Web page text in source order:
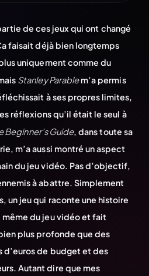
de ces jeux qui ont changé
faisait déjà bien longtemps
uniquement comme du
Stanley Parablem’a permis
à ses propres limites,
réflexions qu’il était le seul à
Beginner’s Guide, dans toute sa
m’a aussi montré un aspect
du jeu vidéo. Pas d’objectif,
à abattre. Simplement
un jeu qui raconte une histoire
même du jeu vidéo et fait
plus profonde que des
d’euros de budget et des
Autant dire que mes